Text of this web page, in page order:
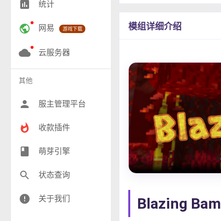
RPG(204)
小游戏(16)
神奇宝贝(26)
工业(10)
insert_chart 统计
public 网易 游戏下载
cloud 云服务器
其他
person 服主管理平台
whatshot 收款插件
class 萌芽引擎
search 状态查询
error 关于我们
模组详细介绍
Blazing